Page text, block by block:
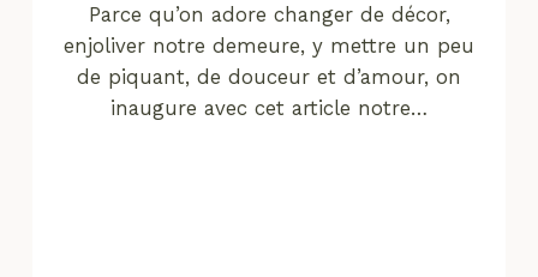
Parce qu’on adore changer de décor,
enjoliver notre demeure, y mettre un peu
de piquant, de douceur et d’amour, on
inaugure avec cet article notre…